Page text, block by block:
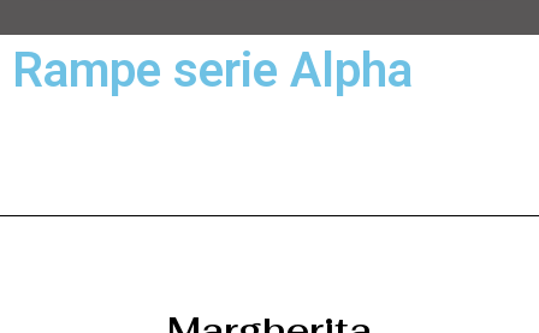
Rampe serie Alpha